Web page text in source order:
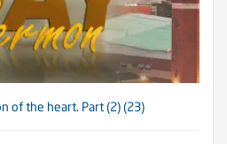
(23) Towards Salvation of the heart. Part (2)